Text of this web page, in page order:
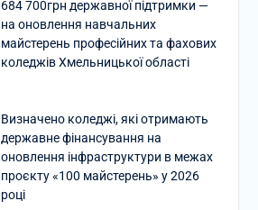
684 700грн державної підтримки —
на оновлення навчальних
майстерень професійних та фахових
коледжів Хмельницької області
Визначено коледжі, які отримають
державне фінансування на
оновлення інфраструктури в межах
проєкту «100 майстерень» у 2026
році